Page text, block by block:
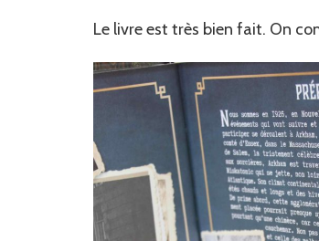
Le livre est très bien fait. On